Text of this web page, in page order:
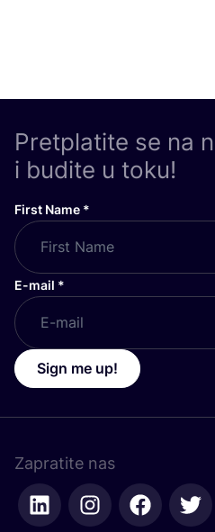
Pretplatite se na
i budite u toku!
First Name *
E-mail *
Sign me up!
Zapratite nas